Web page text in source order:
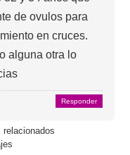
de ovulos para
en cruces.
alguna otra lo
Responder
relacionados